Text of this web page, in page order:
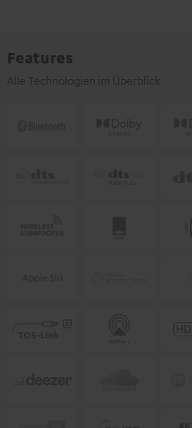
Features
Alle Technologien im Überblick